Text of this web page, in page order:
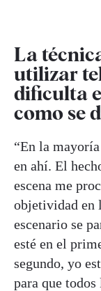
La
utilizar
dificulta
como se
“En la
en ahí. El
escena me
objetividad en
escenario se
esté en el
segundo, yo
para que